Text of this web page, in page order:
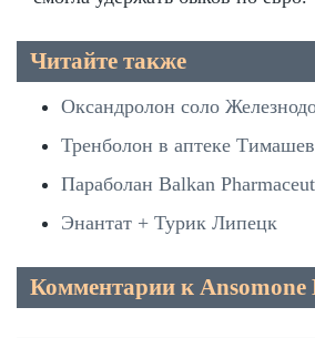
Читайте также
Оксандролон соло
Тренболон в аптеке
Параболан Balkan
Энантат + Турик Липецк
Комментарии к Ansomone